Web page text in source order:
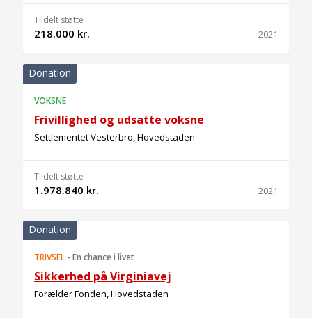
Tildelt støtte
218.000 kr. 2021
Donation
VOKSNE
Frivillighed og udsatte voksne
Settlementet Vesterbro, Hovedstaden
Tildelt støtte
1.978.840 kr. 2021
Donation
TRIVSEL - En chance i livet
Sikkerhed på Virginiavej
Forælder Fonden, Hovedstaden